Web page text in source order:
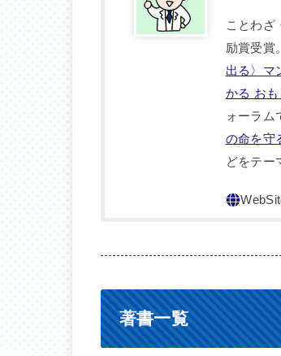
ことわざ
励賞受賞
出る〉マ
かる お
ォーラム
の命を守
どをテー
著書一覧